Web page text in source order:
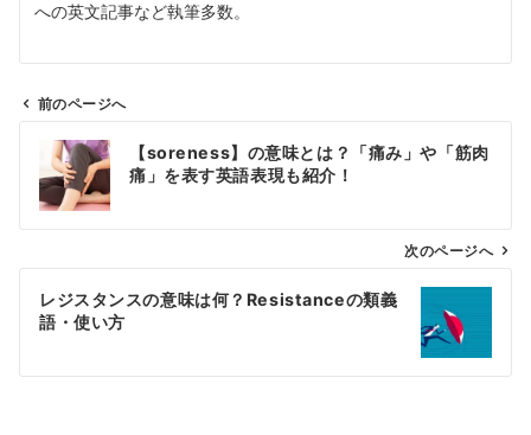
への英文記事など執筆多数。
ン
前のページへ
【soreness】の意味とは？「痛み」や「筋肉
痛」を表す英語表現も紹介！
次のページへ
レジスタンスの意味は何？Resistanceの類義
語・使い方